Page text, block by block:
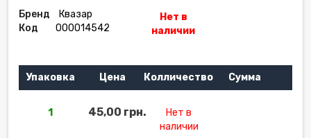
Бренд
Квазар
Код
000014542
Нет в
наличии
Упаковка Цена Колличество Сумма
1 45,00 грн.
Нет в
наличии